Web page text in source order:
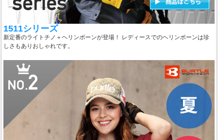
1511シリーズ
新定番のライトチノ＋ヘリンボーンが登場！ レディースでのヘリンボーンは珍
しさもありおしゃれです。